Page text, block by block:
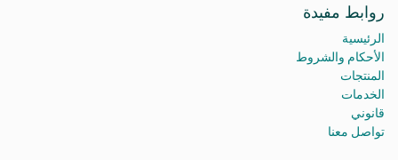
روابط مفيدة
الرئيسية
الأحكام والشروط
المنتجات
الخدمات
قانوني
تواصل معنا